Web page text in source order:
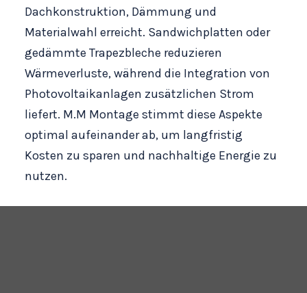
Dachkonstruktion, Dämmung und
Materialwahl erreicht. Sandwichplatten oder
gedämmte Trapezbleche reduzieren
Wärmeverluste, während die Integration von
Photovoltaikanlagen zusätzlichen Strom
liefert. M.M Montage stimmt diese Aspekte
optimal aufeinander ab, um langfristig
Kosten zu sparen und nachhaltige Energie zu
nutzen.